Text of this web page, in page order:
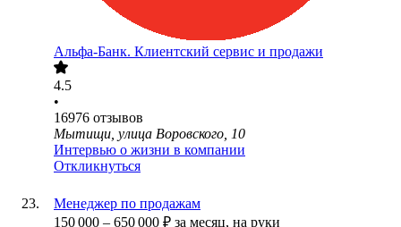
Альфа-Банк. Клиентский сервис и продажи
4.5
•
16976 отзывов
Мытищи, улица Воровского, 10
Интервью о жизни в компании
Откликнуться
Менеджер по продажам
150 000 – 650 000 ₽ за месяц, на руки